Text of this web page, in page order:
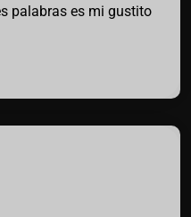
palabras es mi gustito